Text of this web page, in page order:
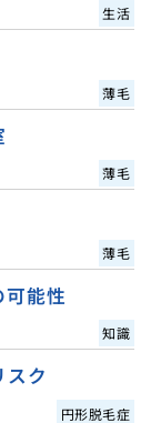
生活
薄毛
薄毛
薄毛
能性
知識
スク
円形脱毛症